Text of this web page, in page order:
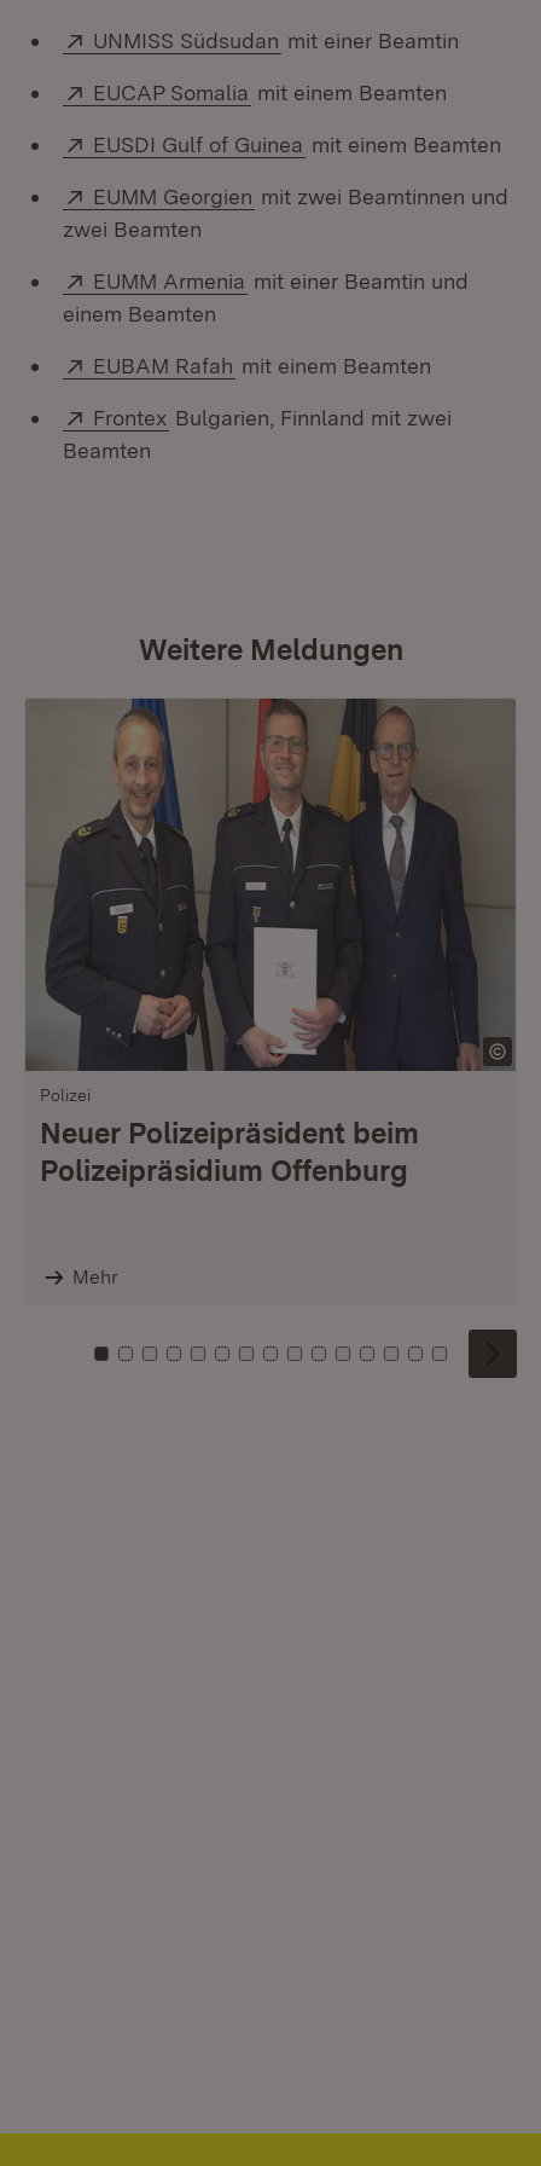
Extern:
UNMISS Südsudan (Öffnet in neuem Fenster)
mit einer Beamtin
Extern:
EUCAP Somalia (Öffnet in neuem Fenster)
mit einem Beamten
Extern:
EUSDI Gulf of Guinea (Öffnet in neuem
mit einem Beamten
Extern:
EUMM Georgien (Öffnet in neuem Fenster)
mit zwei Beamtinnen und
zwei Beamten
Extern:
EUMM Armenia (Öffnet in neuem Fenster)
mit einer Beamtin und
einem Beamten
Extern:
EUBAM Rafah (Öffnet in neuem Fenster)
mit einem Beamten
Extern:
Frontex (Öffnet in neuem Fenster)
Bulgarien, Finnland mit zwei
Beamten
Weitere Meldungen
Polizei
Neuer Polizeipräsident beim
Polizeipräsidium Offenburg
Mehr
Zu Kachel: 0
Zu Kachel: 1
Zu Kachel: 2
Zu Kachel: 3
Zu Kachel: 4
Zu Kachel: 5
Zu Kachel: 6
Zu Kachel: 7
Zu Kachel: 8
Zu Kachel: 9
Zu Kachel: 10
Zu Kachel: 11
Zu Kachel: 12
Zu Kachel:
Zu